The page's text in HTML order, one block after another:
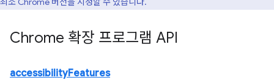
Chrome 확장 프로그램 API
accessibilityFeatures